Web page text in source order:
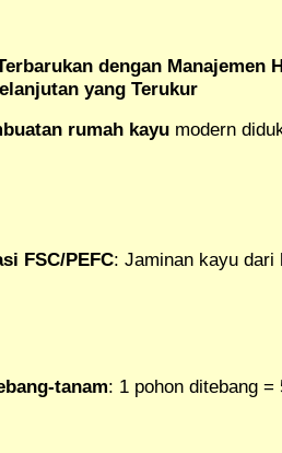
dengan Manajemen
yang Terukur
rumah kayu modern
FSC/PEFC: Jaminan kayu dari
tanam: 1 pohon ditebang =